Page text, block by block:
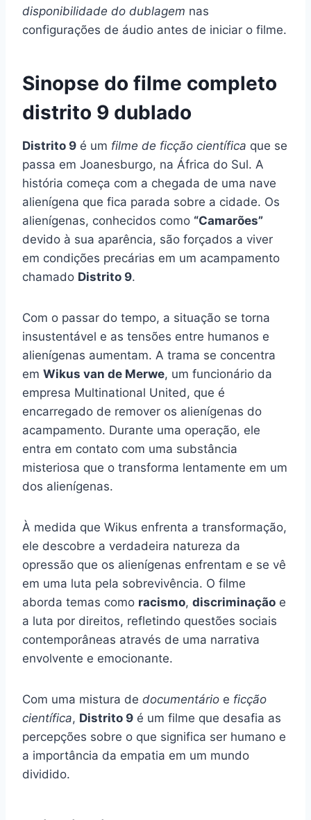
disponibilidade do dublagem nas
configurações de áudio antes de iniciar o filme.
Sinopse do filme completo
distrito 9 dublado
Distrito 9 é um filme de ficção científica que se
passa em Joanesburgo, na África do Sul. A
história começa com a chegada de uma nave
alienígena que fica parada sobre a cidade. Os
alienígenas, conhecidos como “Camarões”
devido à sua aparência, são forçados a viver
em condições precárias em um acampamento
chamado Distrito 9.
Com o passar do tempo, a situação se torna
insustentável e as tensões entre humanos e
alienígenas aumentam. A trama se concentra
em Wikus van de Merwe, um funcionário da
empresa Multinational United, que é
encarregado de remover os alienígenas do
acampamento. Durante uma operação, ele
entra em contato com uma substância
misteriosa que o transforma lentamente em um
dos alienígenas.
À medida que Wikus enfrenta a transformação,
ele descobre a verdadeira natureza da
opressão que os alienígenas enfrentam e se vê
em uma luta pela sobrevivência. O filme
aborda temas como racismo, discriminação e
a luta por direitos, refletindo questões sociais
contemporâneas através de uma narrativa
envolvente e emocionante.
Com uma mistura de documentário e ficção
científica, Distrito 9 é um filme que desafia as
percepções sobre o que significa ser humano e
a importância da empatia em um mundo
dividido.